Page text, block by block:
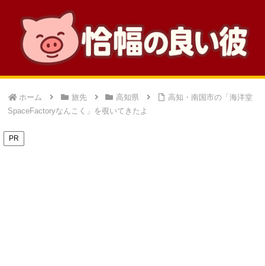
ホーム 旅先 高知県
高知・南国市の「海洋堂
SpaceFactoryなんこく」を覗いてきたよ
PR